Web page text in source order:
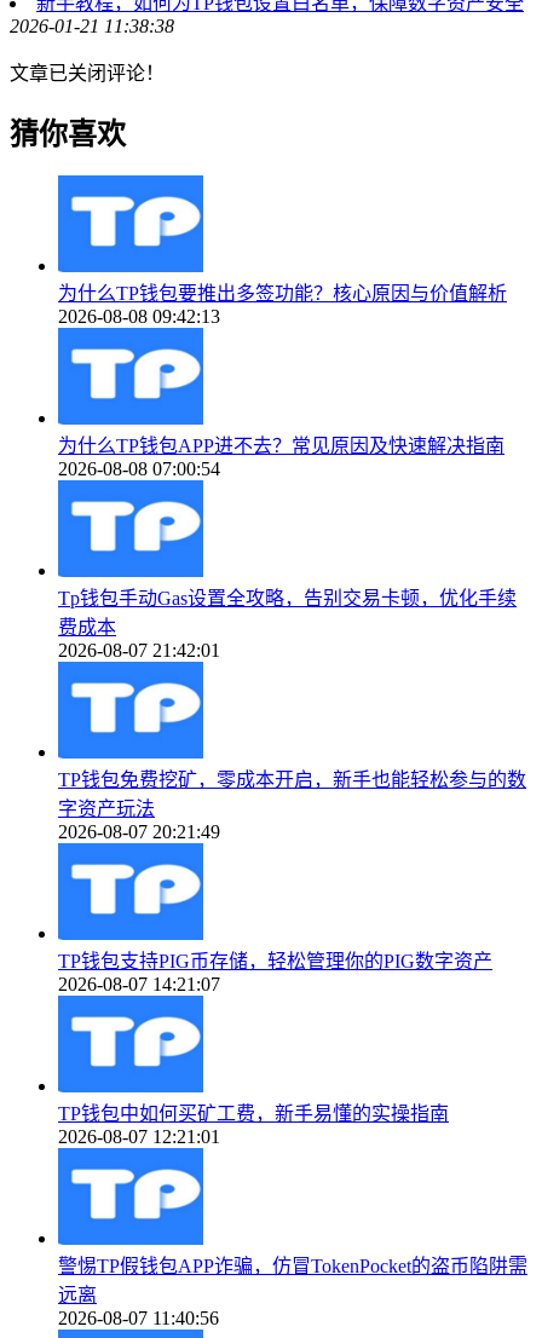
2026-01-21 11:38:38
文章已关闭评论！
猜你喜欢
为什么TP钱包要推出多签功能？核心原因与价值解析
2026-08-08 09:42:13
为什么TP钱包APP进不去？常见原因及快速解决指南
2026-08-08 07:00:54
Tp钱包手动Gas设置全攻略，告别交易卡顿，优化手续
费成本
2026-08-07 21:42:01
TP钱包免费挖矿，零成本开启，新手也能轻松参与的数
字资产玩法
2026-08-07 20:21:49
TP钱包支持PIG币存储，轻松管理你的PIG数字资产
2026-08-07 14:21:07
TP钱包中如何买矿工费，新手易懂的实操指南
2026-08-07 12:21:01
警惕TP假钱包APP诈骗，仿冒TokenPocket的盗币陷阱需
远离
2026-08-07 11:40:56